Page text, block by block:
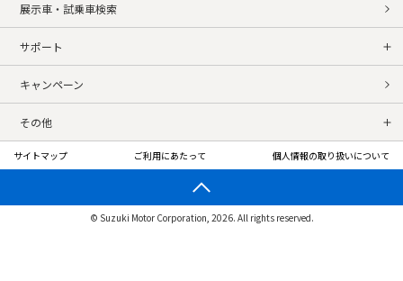
展示車・試乗車検索
サポート
キャンペーン
その他
サイトマップ ご利用にあたって 個人情報の取り扱いについて
© Suzuki Motor Corporation, 2026. All rights reserved.